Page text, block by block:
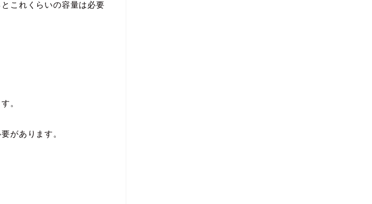
これくらいの容量は必要
。
があります。